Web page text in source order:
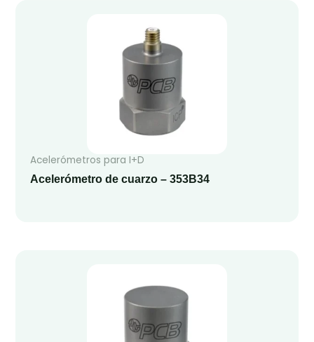
Acelerómetros para I+D
Acelerómetro de cuarzo – 353B34